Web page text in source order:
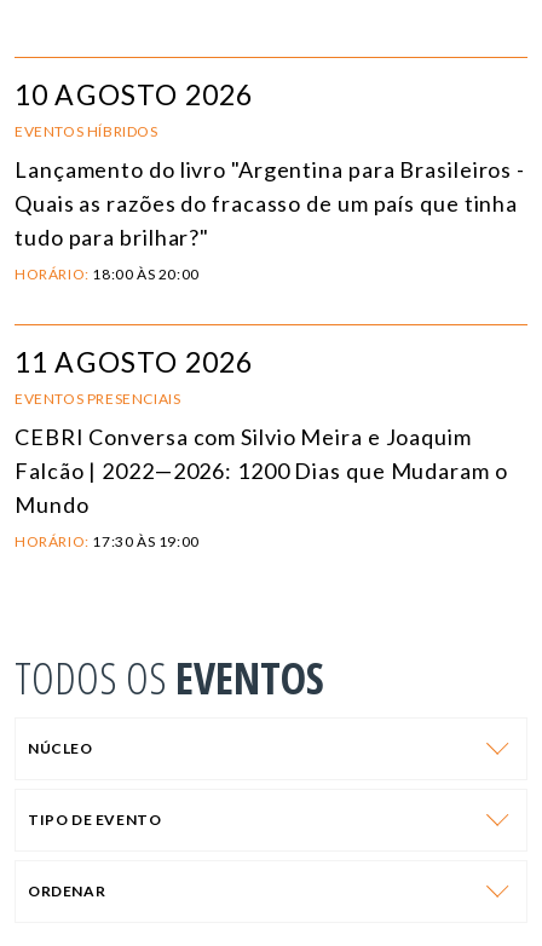
10 AGOSTO 2026
EVENTOS HÍBRIDOS
Lançamento do livro "Argentina para Brasileiros -
Quais as razões do fracasso de um país que tinha
tudo para brilhar?"
HORÁRIO: 18:00 ÀS 20:00
11 AGOSTO 2026
EVENTOS PRESENCIAIS
CEBRI Conversa com Silvio Meira e Joaquim
Falcão | 2022—2026: 1200 Dias que Mudaram o
Mundo
HORÁRIO: 17:30 ÀS 19:00
TODOS OS EVENTOS
NÚCLEO
TIPO DE EVENTO
ORDENAR